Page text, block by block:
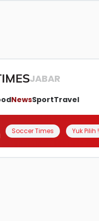
JABAR
NewsSportTravel
Soccer Times Yuk Pilih !